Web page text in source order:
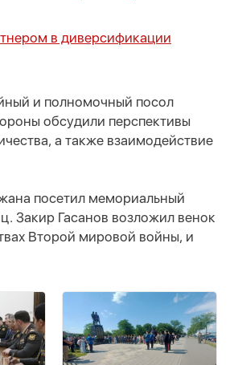
в диверсификации
и полномочный посол
обсудили перспективы
а также взаимодействие
посетил мемориальный
Закир Гасанов возложил венок
Второй мировой войны, и